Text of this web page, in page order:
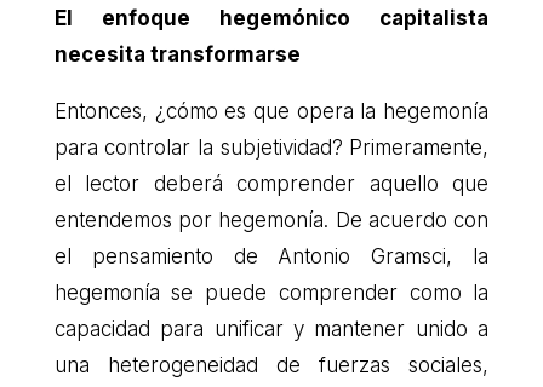
El enfoque hegemónico capitalista
necesita transformarse
Entonces, ¿cómo es que opera la hegemonía
para controlar la subjetividad? Primeramente,
el lector deberá comprender aquello que
entendemos por hegemonía. De acuerdo con
el pensamiento de Antonio Gramsci, la
hegemonía se puede comprender como la
capacidad para unificar y mantener unido a
una heterogeneidad de fuerzas sociales,